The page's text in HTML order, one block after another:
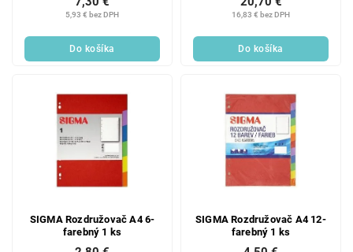
5,93 € bez DPH
Do košíka
16,83 € bez DPH
Do košíka
SIGMA Rozdružovač A4 6-
farebný 1 ks
SIGMA Rozdružovač A4 12-
farebný 1 ks